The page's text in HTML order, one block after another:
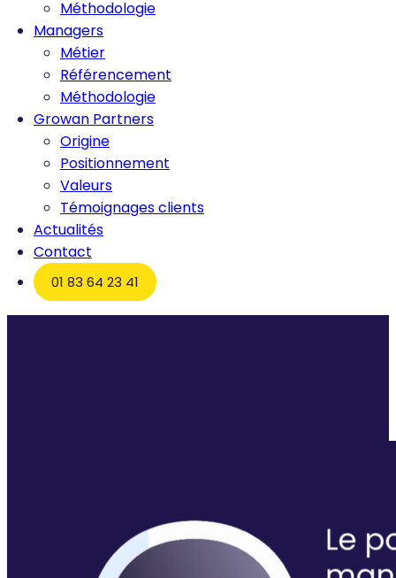
Méthodologie
Managers
Métier
Référencement
Méthodologie
Growan Partners
Origine
Positionnement
Valeurs
Témoignages clients
Actualités
Contact
01 83 64 23 41